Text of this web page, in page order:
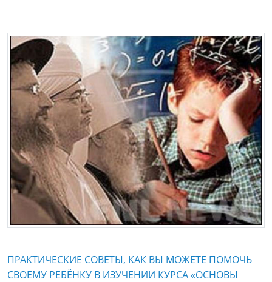
ПРАКТИЧЕСКИЕ СОВЕТЫ, КАК ВЫ МОЖЕТЕ ПОМОЧЬ
СВОЕМУ РЕБЁНКУ В ИЗУЧЕНИИ КУРСА «ОСНОВЫ